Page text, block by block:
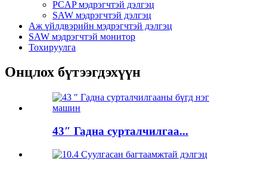
PCAP мэдрэгчтэй дэлгэц
SAW мэдрэгчтэй дэлгэц
Аж үйлдвэрийн мэдрэгчтэй дэлгэц
SAW мэдрэгчтэй монитор
Тохируулга
Онцлох бүтээгдэхүүн
43″ Гадна сурталчилгаа...